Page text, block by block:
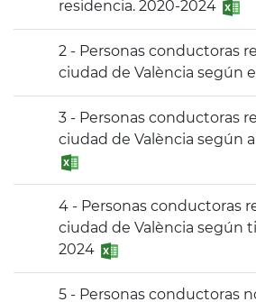
residencia. 2020-2024
2 - Personas conductoras
ciudad de València según
3 - Personas conductoras
ciudad de València según
4 - Personas conductoras
ciudad de València según
2024
5 - Personas conductoras